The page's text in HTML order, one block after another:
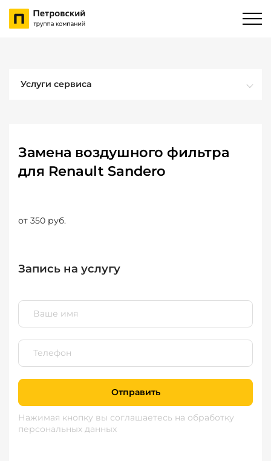
Услуги сервиса
Замена воздушного фильтра
для Renault Sandero
от 350 руб.
Запись на услугу
Отправить
Нажимая кнопку вы соглашаетесь на обработку
персональных данных